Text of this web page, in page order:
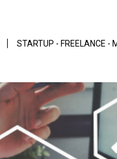
STARTUP - FREELANCE -